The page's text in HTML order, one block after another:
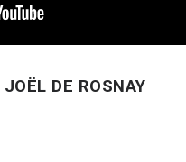
DE ROSNAY